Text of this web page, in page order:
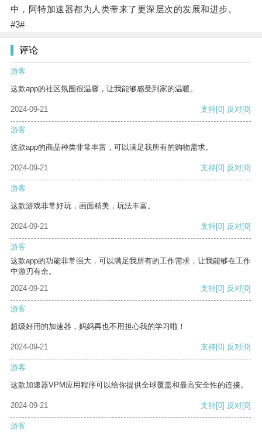
中，阿特加速器都为人类带来了更深层次的发展和进步。
#3#
评论
游客
这款app的社区氛围很温馨，让我能够感受到家的温暖。
2024-09-21 支持[0] 反对[0]
游客
这款app的商品种类非常丰富，可以满足我所有的购物需求。
2024-09-21 支持[0] 反对[0]
游客
这款游戏非常好玩，画面精美，玩法丰富。
2024-09-21 支持[0] 反对[0]
游客
这款app的功能非常强大，可以满足我所有的工作需求，让我能够在工作
中游刃有余。
2024-09-21
支持[0] 反对[0]
游客
超级好用的加速器，妈妈再也不用担心我的学习啦！
2024-09-21 支持[0] 反对[0]
游客
这款加速器VPM应用程序可以给你提供全球覆盖和最高安全性的连接。
2024-09-21 支持[0] 反对[0]
游客